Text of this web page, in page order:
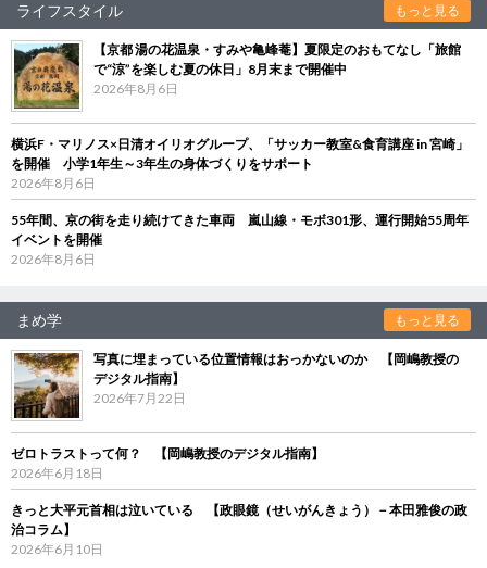
ライフスタイル もっと見る
【京都 湯の花温泉・すみや亀峰菴】夏限定のおもてなし「旅館
で“涼”を楽しむ夏の休日」8月末まで開催中
2026年8月6日
横浜F・マリノス×日清オイリオグループ、「サッカー教室&食育講座 in 宮崎」
を開催 小学1年生～3年生の身体づくりをサポート
2026年8月6日
55年間、京の街を走り続けてきた車両 嵐山線・モボ301形、運行開始55周年
イベントを開催
2026年8月6日
まめ学 もっと見る
写真に埋まっている位置情報はおっかないのか 【岡嶋教授の
デジタル指南】
2026年7月22日
ゼロトラストって何？ 【岡嶋教授のデジタル指南】
2026年6月18日
きっと大平元首相は泣いている 【政眼鏡（せいがんきょう）－本田雅俊の政
治コラム】
2026年6月10日